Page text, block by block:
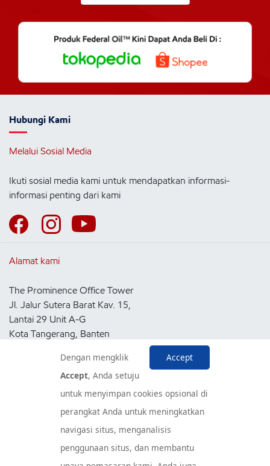
Hubungi Kami
Melalui Sosial Media
Ikuti sosial media kami untuk mendapatkan informasi-
informasi penting dari kami
Alamat kami
The Prominence Office Tower
Jl. Jalur Sutera Barat Kav. 15,
Lantai 29 Unit A-G
Kota Tangerang, Banten
Pusat Layanan Konsumen
Accept
Dengan mengklik
Accept, Anda setuju
untuk menyimpan cookies opsional di
perangkat Anda untuk meningkatkan
navigasi situs, menganalisis
penggunaan situs, dan membantu